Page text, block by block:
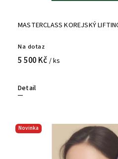
MASTERCLASS KOREJSKÝ
Na dotaz
5 500 Kč / ks
Detail
Novinka